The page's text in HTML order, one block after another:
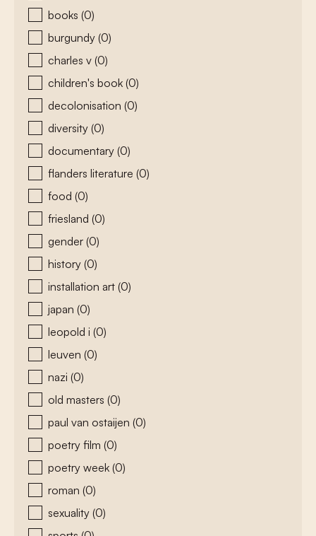
books (0)
burgundy (0)
charles v (0)
children's book (0)
decolonisation (0)
diversity (0)
documentary (0)
flanders literature (0)
food (0)
friesland (0)
gender (0)
history (0)
installation art (0)
japan (0)
leopold i (0)
leuven (0)
nazi (0)
old masters (0)
paul van ostaijen (0)
poetry film (0)
poetry week (0)
roman (0)
sexuality (0)